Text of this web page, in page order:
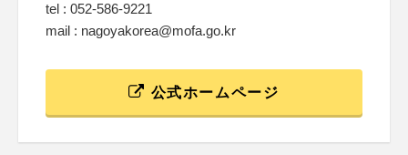
tel : 052-586-9221
mail : nagoyakorea@mofa.go.kr
公式ホームページ